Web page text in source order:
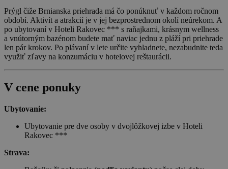
Prýgl čiže Brnianska priehrada má čo ponúknuť v každom ročnom
období. Aktivít a atrakcií je v jej bezprostrednom okolí neúrekom. A
po ubytovaní v Hoteli Rakovec *** s raňajkami, krásnym wellness
a vnútorným bazénom budete mať naviac jednu z pláží pri priehrade
len pár krokov. Po plávaní v lete určite vyhladnete, nezabudnite teda
využiť zľavy na konzumáciu v hotelovej reštaurácii.
V cene ponuky
Ubytovanie:
Ubytovanie pre dve osoby v dvojlôžkovej izbe v Hoteli
Rakovec ***
Strava: